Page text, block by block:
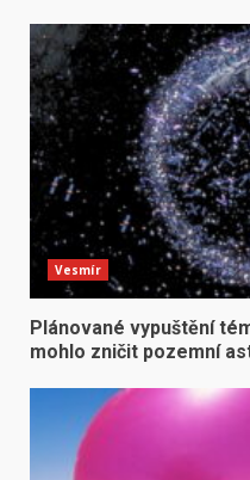
Vesmír
Plánované vypuštění
mohlo zničit pozemní